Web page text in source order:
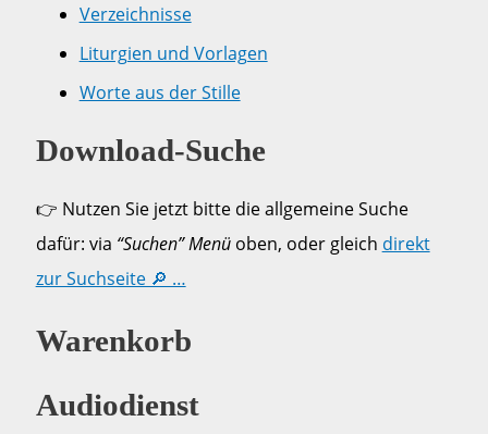
Verzeichnisse
Liturgien und Vorlagen
Worte aus der Stille
Download-Suche
👉 Nutzen Sie jetzt bitte die allgemeine Suche
dafür: via “Suchen” Menüoben, oder gleich direkt
zur Suchseite 🔎 …
Warenkorb
Audiodienst